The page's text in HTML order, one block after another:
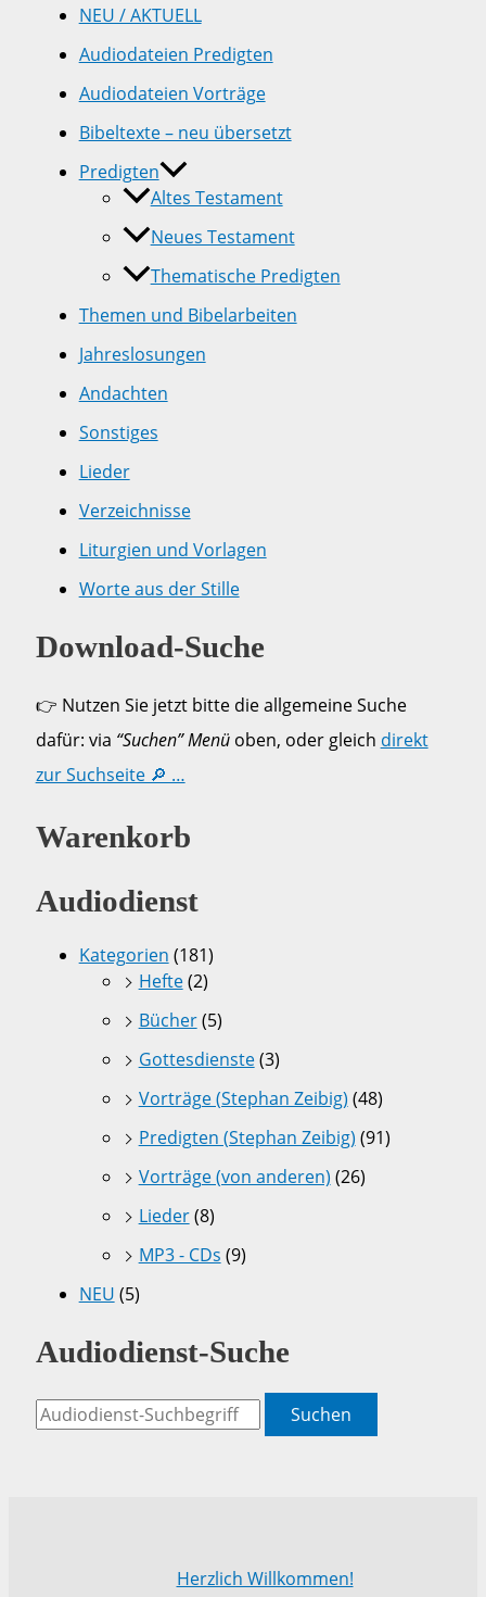
NEU / AKTUELL
Audiodateien Predigten
Audiodateien Vorträge
Bibeltexte – neu übersetzt
Predigten
Altes Testament
Neues Testament
Thematische Predigten
Themen und Bibelarbeiten
Jahreslosungen
Andachten
Sonstiges
Lieder
Verzeichnisse
Liturgien und Vorlagen
Worte aus der Stille
Download-Suche
👉 Nutzen Sie jetzt bitte die allgemeine Suche
dafür: via “Suchen” Menüoben, oder gleich direkt
zur Suchseite 🔎 …
Warenkorb
Audiodienst
Kategorien (181)
Hefte(2)
Bücher(5)
Gottesdienste(3)
Vorträge (Stephan Zeibig) (48)
Predigten (Stephan Zeibig) (91)
Vorträge (von anderen) (26)
Lieder(8)
MP3 - CDs (9)
NEU (5)
Audiodienst-Suche
Suchen
Herzlich Willkommen!